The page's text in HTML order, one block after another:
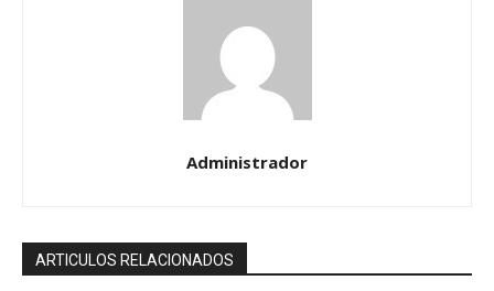
Administrador
ARTICULOS RELACIONADOS